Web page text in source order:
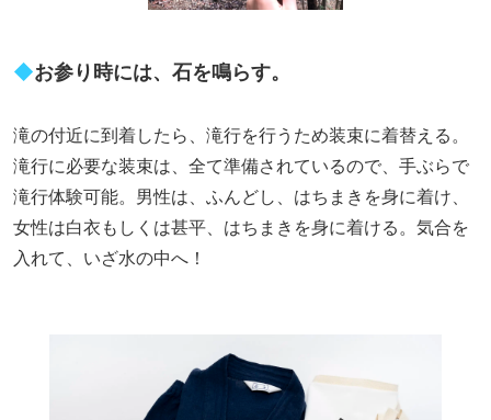
◆お参り時には、石を鳴らす。
滝の付近に到着したら、滝行を行うため装束に着替える。
滝行に必要な装束は、全て準備されているので、手ぶらで
滝行体験可能。男性は、ふんどし、はちまきを身に着け、
女性は白衣もしくは甚平、はちまきを身に着ける。気合を
入れて、いざ水の中へ！